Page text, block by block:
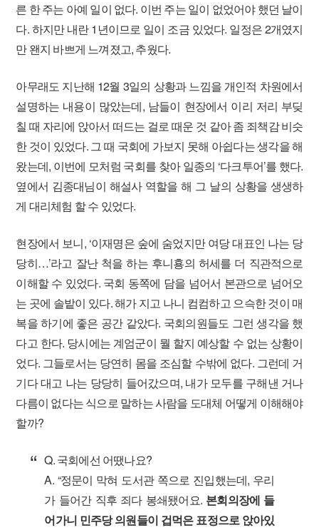
른 한 주는 아예 일이 없다. 이번 주는 일이 없었어야 했던 날이
다. 하지만 내란 1년이므로 일이 조금 있었다. 일정은 2개였지
만 왠지 바쁘게 느껴졌고, 추웠다.
아무래도 지난해 12월 3일의 상황과 느낌을 개인적 차원에서
설명하는 내용이 많았는데, 남들이 현장에서 이리 저리 부딪
칠 때 자리에 앉아서 떠드는 걸로 때운 것 같아 좀 죄책감 비슷
한 것이 있었다. 그 때 국회에 가보지 못해 아쉽다는 생각을 해
왔는데, 이번에 모처럼 국회를 찾아 일종의 ‘다크투어’를 했다.
옆에서 김종대님이 해설사 역할을 해 그 날의 상황을 생생하
게 대리체험 할 수 있었다.
현장에서 보니, ‘이재명은 숲에 숨었지만 여당 대표인 나는 당
당히…’라고 잘난 척을 하는 후니횽의 허세를 더 직관적으로
이해할 수 있었다. 국회 동쪽에 담을 넘어서 본관으로 넘어오
는 곳에 솔밭이 있다. 해가 지고 나니 컴컴하고 으슥한 것이 매
복을 하기에 좋은 공간 같았다. 국회의원들도 그런 생각을 했
다고 한다. 당시에는 계엄군이 뭘 할지 예상할 수 없는 상황이
었다. 그들로서는 당연히 몸을 조심할 수밖에 없다. 그런데 거
기다 대고 나는 당당히 들어갔으며, 내가 모두를 구해낸 거나
다름이 없다는 식으로 말하는 사람을 도대체 어떻게 이해해야
할까?
Q. 국회에선 어땠나요?
A. “정문이 막혀 도서관 쪽으로 진입했는데, 우리
가 들어간 직후 죄다 봉쇄됐어요. 본회의장에 들
어가니 민주당 의원들이 겁먹은 표정으로 앉아있